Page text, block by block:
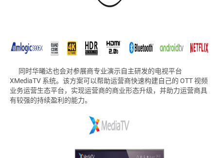
同时华曦达也会对参展商专业演示自主研发的电视平台
XMediaTV 系统。该方案可以帮助运营商快速构建自己的 OTT 视频
业务运营生态平台，实现运营商的商业形态升级，并助力运营商具
有较强的持续盈利的能力。